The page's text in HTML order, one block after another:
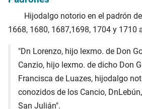
Hijodalgo notorio en el padrón
1668, 1680, 1687,1698, 1704 y 1710
"Dn Lorenzo, hijo lexmo. de Don
Canzio, hijo lexmo. de dicho Don
Francisca de Luazes, hijodalgo
conozidos de los Cancio,
San Julián".